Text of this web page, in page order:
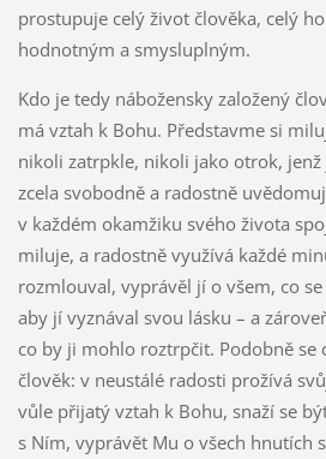
prostupuje celý život člověka, celý
hodnotným a smysluplným.
Kdo je tedy nábožensky založený
má vztah k Bohu. Představme si
nikoli zatrpkle, nikoli jako otrok, jenž
zcela svobodně a radostně
v každém okamžiku svého života
miluje, a radostně využívá každé
rozmlouval, vyprávěl jí o všem, co
aby jí vyznával svou lásku – a
co by ji mohlo roztrpčit. Podobně se
člověk: v neustálé radosti prožívá
vůle přijatý vztah k Bohu, snaží se
s Ním, vyprávět Mu o všech hnutích